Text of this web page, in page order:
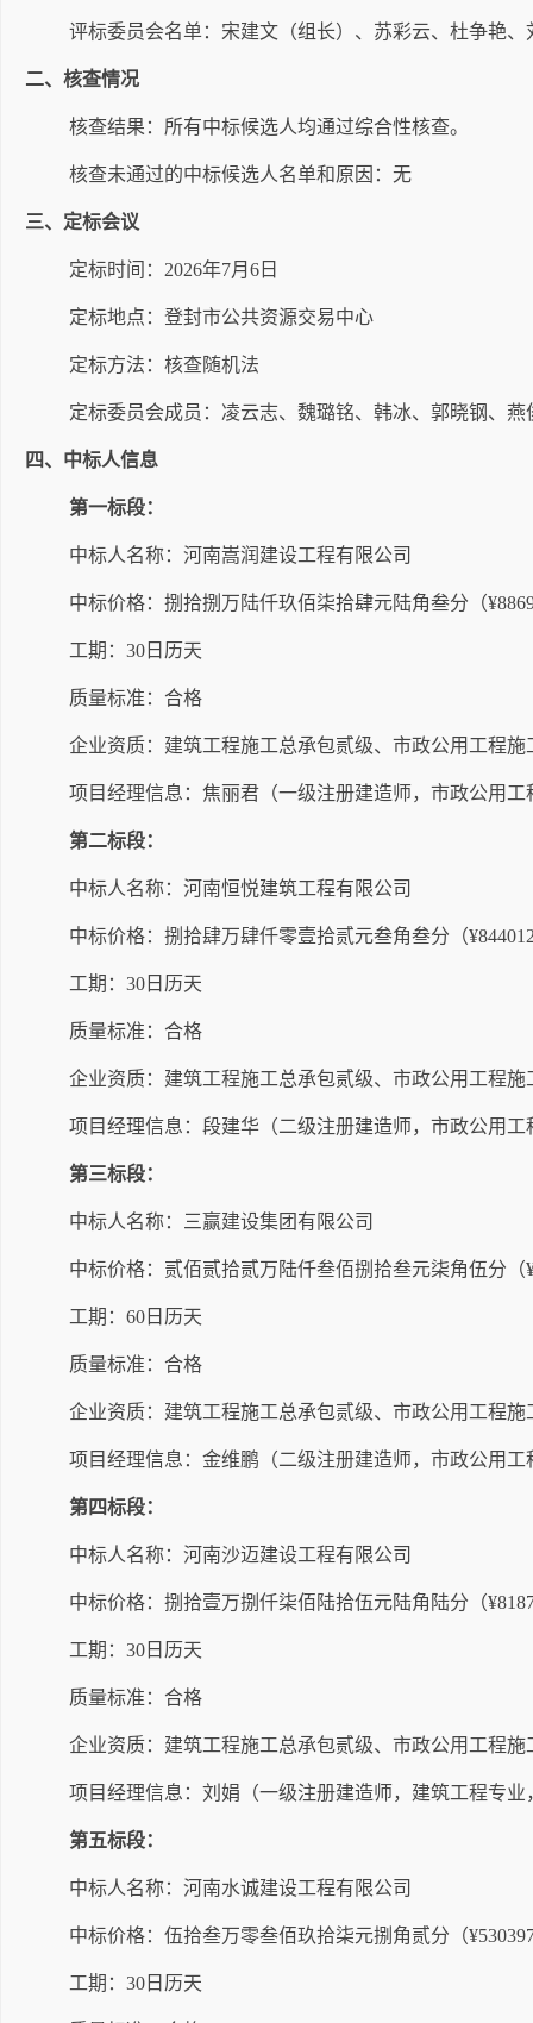
评标委员会名单： 宋建文 （组长）、 苏彩云、 杜争艳、
二、核查情况
核查结果：所有中标候选人均通过综合性核查。
核查未通过的中标候选人名单和原因：无
三、定标会议
定标时间： 2026年7月 6 日
定标地点： 登封市公共资源交易中心
定标方法 ：核查随机法
定标委员会成员： 凌云志、魏璐铭、韩冰、郭晓钢、燕
四、 中标人信息
第一标段：
中标人名称：河南嵩润建设工程有限公司
中标价格： 捌拾捌万陆仟玖佰柒拾肆元陆角叁分 （¥
工期： 30 日历天
质量标准：合格
企业资质：建筑工程施工总承包贰级、市政公用工程施
项目经理信息：焦丽君（一级注册建造师， 市政公用工
第二标段：
中标人名称：河南恒悦建筑工程有限公司
中标价格： 捌拾肆万肆仟零壹拾贰元叁角叁分 （
工期： 30 日历天
质量标准：合格
企业资质：建筑工程施工总承包贰级、市政公用工程施
项目经理信息：段建华（二级注册建造师，市政公用工
第三标段：
中标人名称：三赢建设集团有限公司
中标价格： 贰佰贰拾贰万陆仟叁佰捌拾叁元柒角伍分（
工期： 60 日历天
质量标准：合格
企业资质：建筑工程施工总承包贰级、市政公用工程施
项目经理信息： 金维鹏 （二级注册建造师，市政公用工
第四标段：
中标人名称：河南沙迈建设工程有限公司
中标价格： 捌拾壹万捌仟柒佰陆拾伍元陆角陆分 （
工期： 30 日历天
质量标准：合格
企业资质： 建筑工程施工总承包贰级、市政公用工程施
项目经理信息：刘娟（一级注册建造师， 建筑工程专业
第五标段：
中标人名称： 河南水诚建设工程有限公司
中标价格： 伍拾叁万零叁佰玖拾柒元捌角贰分 （¥
工期： 30 日历天